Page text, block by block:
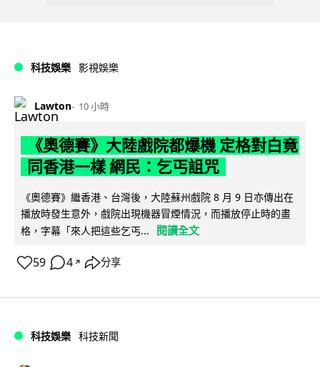
科技娛樂 影視娛樂
Lawton 10 小時
《奧德賽》大陸戲院都爆機 定格對白竟
同香港一樣 網民：乞丐詛咒
《奧德賽》繼香港、台灣後，大陸蘇州戲院 8 月 9 日亦傳出在
播放時發生意外，戲院出現機器冒煙情況，而播放停止時的畫
格，字幕「來人把這些乞丐...
閱讀全文
59 4 ↗ 分享
科技娛樂 科技新聞